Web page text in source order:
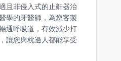
且非侵入式的止鼾器治
學的牙醫師，為您客製
通呼吸道，有效減少打
讓您與枕邊人都能享受